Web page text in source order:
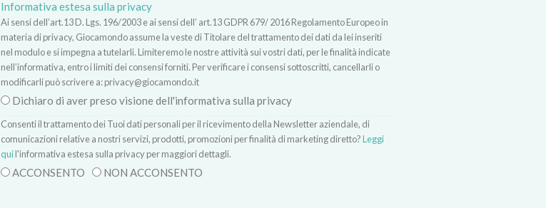
Informativa estesa sulla privacy
Ai sensi dell’art.13 D. Lgs. 196/2003 e ai sensi dell’ art.13 GDPR 679/ 2016 Regolamento Europeo in
materia di privacy, Giocamondo assume la veste di Titolare del trattamento dei dati da lei inseriti
nel modulo e si impegna a tutelarli. Limiteremo le nostre attività sui vostri dati, per le finalità indicate
nell’informativa, entro i limiti dei consensi forniti. Per verificare i consensi sottoscritti, cancellarli o
modificarli può scrivere a:privacy@giocamondo.it
Dichiaro di aver preso visione dell'informativa sulla privacy
Consenti il trattamento dei Tuoi dati personali per il ricevimento della Newsletter aziendale, di
comunicazioni relative a nostri servizi, prodotti, promozioni per finalità di marketing diretto?Leggi
quil'informativa estesa sulla privacy per maggiori dettagli.
ACCONSENTO NON ACCONSENTO